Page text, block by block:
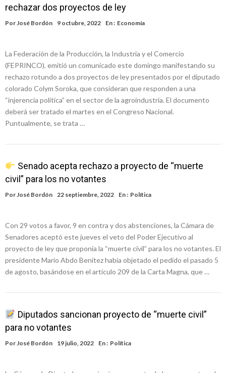
rechazar dos proyectos de ley
Por José Bordón 9 octubre, 2022 En : Economía
La Federación de la Producción, la Industria y el Comercio
(FEPRINCO), emitió un comunicado este domingo manifestando su
rechazo rotundo a dos proyectos de ley presentados por el diputado
colorado Colym Soroka, que consideran que responden a una
“injerencia política” en el sector de la agroindustria. El documento
deberá ser tratado el martes en el Congreso Nacional.
Puntualmente, se trata …
Senado acepta rechazo a proyecto de “muerte
civil” para los no votantes
Por José Bordón 22 septiembre, 2022 En : Política
Con 29 votos a favor, 9 en contra y dos abstenciones, la Cámara de
Senadores aceptó este jueves el veto del Poder Ejecutivo al
proyecto de ley que proponía la “muerte civil” para los no votantes. El
presidente Mario Abdo Benítez había objetado el pedido el pasado 5
de agosto, basándose en el artículo 209 de la Carta Magna, que …
Diputados sancionan proyecto de “muerte civil”
para no votantes
Por José Bordón 19 julio, 2022 En : Política